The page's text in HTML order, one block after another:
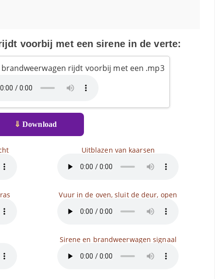
voorbij met een sirene in de verte:
rijdt voorbij met een .mp3
⇓ Download
Uitblazen van kaarsen
Vuur in de oven, sluit de deur, open
Sirene en brandweerwagen signaal